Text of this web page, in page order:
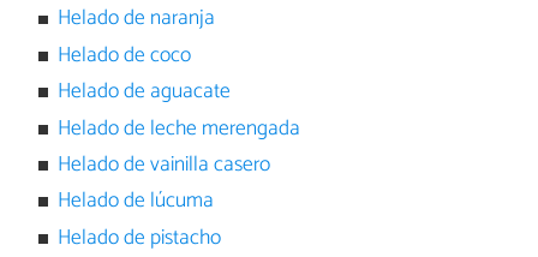
Helado de naranja
Helado de coco
Helado de aguacate
Helado de leche merengada
Helado de vainilla casero
Helado de lúcuma
Helado de pistacho